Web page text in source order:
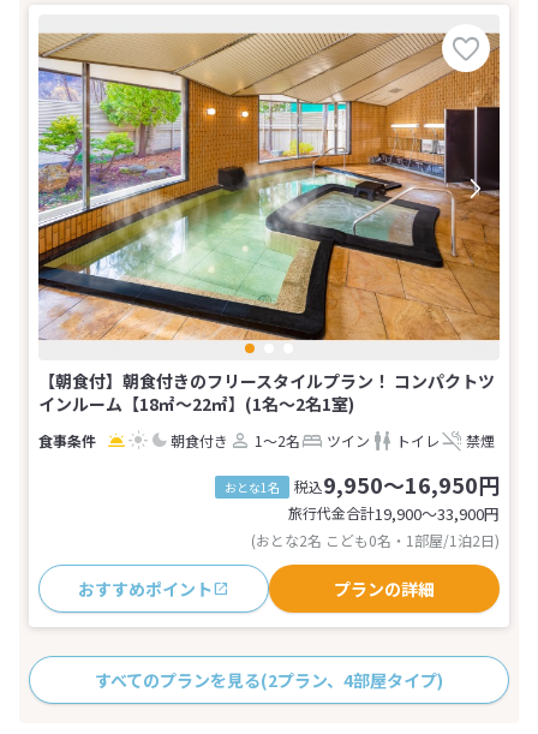
【朝食付】朝食付きのフリースタイルプラン！ コンパクトツ
インルーム【18㎡～22㎡】(1名～2名1室)
朝食付き 1～2名 ツイン トイレ 禁煙
おとな1名 税込9,950～16,950円
旅行代金合計19,900〜33,900円
(おとな2名 こども0名・1部屋/1泊2日)
おすすめポイント プランの詳細
すべてのプランを見る(2プラン、4部屋タイプ)